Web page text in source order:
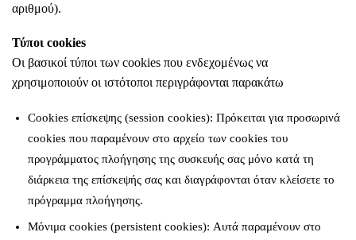
αριθμού).
Τύποι cookies
Οι βασικοί τύποι των cookies που ενδεχομένως να
χρησιμοποιούν οι ιστότοποι περιγράφονται παρακάτω
Cookies επίσκεψης (session cookies): Πρόκειται για προσωρινά
cookies που παραμένουν στο αρχείο των cookies του
προγράμματος πλοήγησης της συσκευής σας μόνο κατά τη
διάρκεια της επίσκεψής σας και διαγράφονται όταν κλείσετε το
πρόγραμμα πλοήγησης.
Μόνιμα cookies (persistent cookies): Αυτά παραμένουν στο